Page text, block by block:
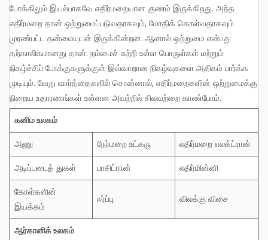
போக்கிலும் இயல்பாகவே எதிர்மறையான குணம் இருக்கிறது. அந்த
எதிர்மறை தான் ஒற்றுமைப்படுவதாகவும், மோதிக் கொள்வதாகவும்
முரண்பட்ட தன்மையுடன் இருக்கின்றன. ஆனால் ஒற்றுமை என்பது
தற்காலிகமானது தான். நம்மைச் சுற்றி உள்ள பொருள்கள் மற்றும்
நிகழ்ச்சிப் போக்குகளுக்குள் இவ்வாறான நிகழ்வுகளை அதிகம் பார்க்க
முடியும். வேறு வார்த்தைகளில் சொன்னால், எதிர்மறைகளின் ஒற்றுமைக்கு
நிறைய உதாரணங்கள் உள்ளன அவற்றில் சிலவற்றை காண்போம்.
கனிமஉலகம்
அணு
நேர்மறை உட்கரு
எதிர்மறை எலக்ட்ரான்
அடிப்படைத் துகள்
பாசிட்ரான்
எதிர்மின்னி
கோள்களின்
இயக்கம்
ஈர்ப்பு விலக்கு விசை
ஆர்கானிக்உலகம்